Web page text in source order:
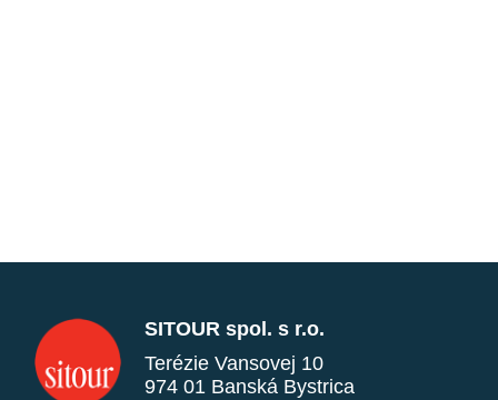
SITOUR spol. s r.o.
Terézie Vansovej 10
974 01 Banská Bystrica